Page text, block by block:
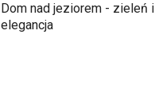
Dom nad jeziorem - zieleń i
elegancja